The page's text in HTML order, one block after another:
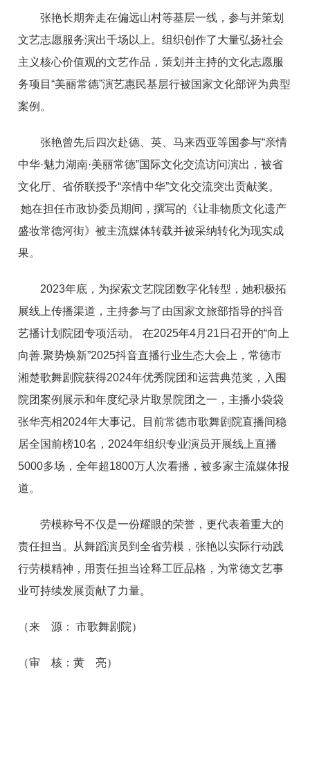
张艳长期奔走在偏远山村等基层一线，参与并策划
文艺志愿服务演出千场以上。组织创作了大量弘扬社会
主义核心价值观的文艺作品，策划并主持的文化志愿服
务项目“美丽常德”演艺惠民基层行被国家文化部评为典型
案例。
张艳曾先后四次赴德、英、马来西亚等国参与“亲情
中华·魅力湖南·美丽常德”国际文化交流访问演出，被省
文化厅、省侨联授予“亲情中华”文化交流突出贡献奖。
她在担任市政协委员期间，撰写的《让非物质文化遗产
盛妆常德河街》被主流媒体转载并被采纳转化为现实成
果。
2023年底，为探索文艺院团数字化转型，她积极拓
展线上传播渠道，主持参与了由国家文旅部指导的抖音
艺播计划院团专项活动。 在2025年4月21日召开的“向上
向善.聚势焕新”2025抖音直播行业生态大会上，常德市
湘楚歌舞剧院获得2024年优秀院团和运营典范奖，入围
院团案例展示和年度纪录片取景院团之一，主播小袋袋
张华亮相2024年大事记。目前常德市歌舞剧院直播间稳
居全国前榜10名，2024年组织专业演员开展线上直播
5000多场，全年超1800万人次看播，被多家主流媒体报
道。
劳模称号不仅是一份耀眼的荣誉，更代表着重大的
责任担当。从舞蹈演员到全省劳模，张艳以实际行动践
行劳模精神，用责任担当诠释工匠品格，为常德文艺事
业可持续发展贡献了力量。
（来 源： 市歌舞剧院）
（审 核：黄 亮）